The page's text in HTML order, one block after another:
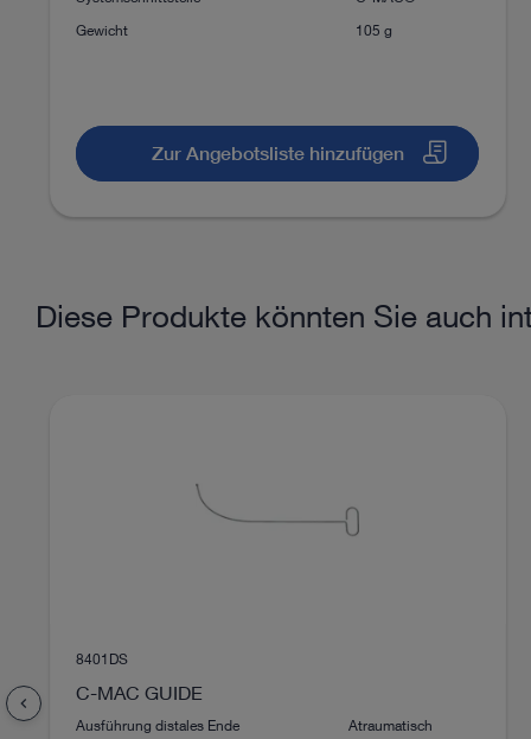
Zu den Dokumenten
Gewicht
105 g
Zur Angebotsliste hinzufügen
Diese Produkte könnten Sie auch
chevron_left
8401DS
C-MAC GUIDE
Ausführung distales Ende
Atraumatisch